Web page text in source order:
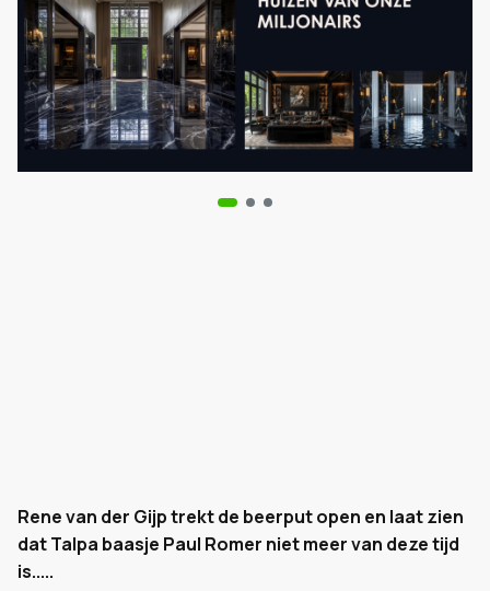
Rene van der Gijp trekt de beerput open en laat zien
dat Talpa baasje Paul Romer niet meer van deze tijd
is.....